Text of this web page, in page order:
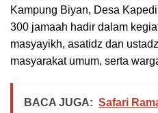
Kampung Biyan, Desa
300 jamaah hadir dalam
masyayikh, asatidz dan
masyarakat umum, serta
BACA JUGA: Safari